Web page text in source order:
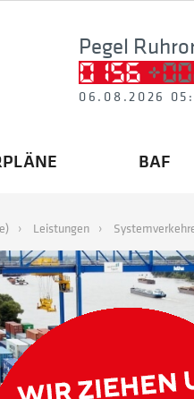
Pegel
06.08.2026
BAF
Leistungen